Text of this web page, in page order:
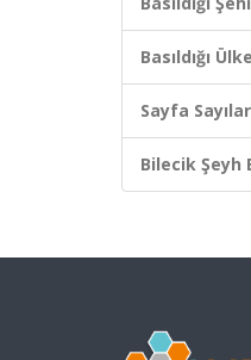
Basıldığı
Sayfa
Bilecik Şeyh